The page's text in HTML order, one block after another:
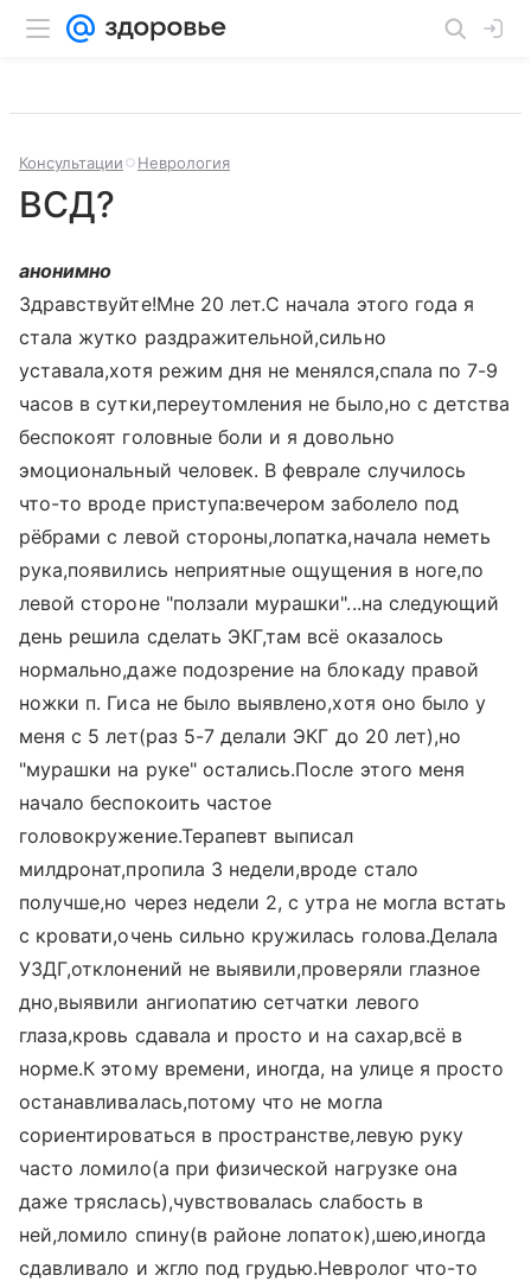
Консультации Неврология
ВСД?
анонимно
Здравствуйте!Мне 20 лет.С начала этого года я
стала жутко раздражительной,сильно
уставала,хотя режим дня не менялся,спала по 7-9
часов в сутки,переутомления не было,но с детства
беспокоят головные боли и я довольно
эмоциональный человек. В феврале случилось
что-то вроде приступа:вечером заболело под
рёбрами с левой стороны,лопатка,начала неметь
рука,появились неприятные ощущения в ноге,по
левой стороне "ползали мурашки"...на следующий
день решила сделать ЭКГ,там всё оказалось
нормально,даже подозрение на блокаду правой
ножки п. Гиса не было выявлено,хотя оно было у
меня с 5 лет(раз 5-7 делали ЭКГ до 20 лет),но
"мурашки на руке" остались.После этого меня
начало беспокоить частое
головокружение.Терапевт выписал
милдронат,пропила 3 недели,вроде стало
получше,но через недели 2, с утра не могла встать
с кровати,очень сильно кружилась голова.Делала
УЗДГ,отклонений не выявили,проверяли глазное
дно,выявили ангиопатию сетчатки левого
глаза,кровь сдавала и просто и на сахар,всё в
норме.К этому времени, иногда, на улице я просто
останавливалась,потому что не могла
сориентироваться в пространстве,левую руку
часто ломило(а при физической нагрузке она
даже тряслась),чувствовалась слабость в
ней,ломило спину(в районе лопаток),шею,иногда
сдавливало и жгло под грудью.Невролог что-то